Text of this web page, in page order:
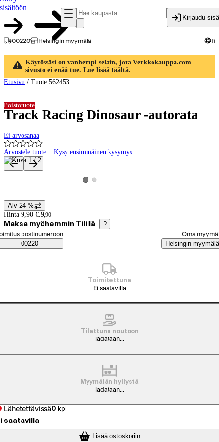
sisältöön
Kirjaudu
00220 Helsingin myymälä fi
Käytössäsi on vanhempi selain, jota Verkkokauppa.com-
sivusto ei enää tue. Lue lisää täältä.
Etusivu / Tuote 562453
Track Racing Dinosaur -autorata
Ei arvosanaa
Arvostele tuote Kysy ensimmäinen kysymys
Poistotuote
Tuotteen kuvat ja videot
Katso tuotekuva 1
Katso tuotekuva 2
Hintatiedot
Alv 24 %
Hinta 9,90 €. 9,90
Maksa myöhemmin Tilillä ?
Saatavuustiedot
tilaustapa
postinumeroon
00220
Oma
Helsingin myymälä
Toimitettuna
Ei saatavilla
Tilattuna noutoon
ladataan...
Myymälän hyllystä
ladataan...
Lähetettävissä0 kpl
saatavilla
Lisää ostoskoriin